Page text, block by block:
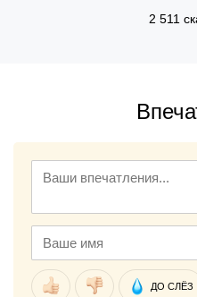
2 511
ДО СЛЁЗ